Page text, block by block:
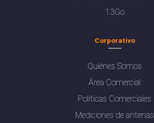
13Go
Corporativo
Quiénes Somos
Área Comercial
Políticas Comerciales
Mediciones de antenas